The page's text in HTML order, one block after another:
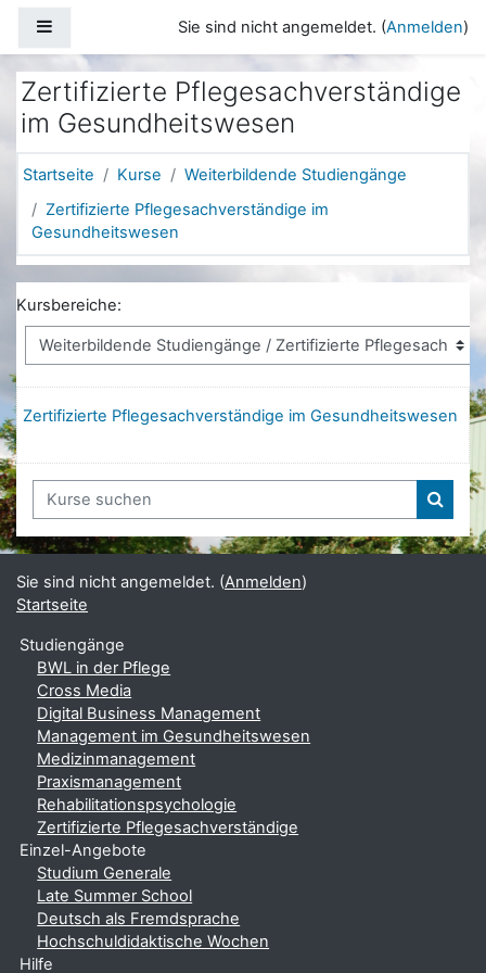
Website-ÜbersichtSie sind nicht angemeldet. (Anmelden)
Zertifizierte Pflegesachverständige
im Gesundheitswesen
Startseite Kurse
Weiterbildende Studiengänge
Zertifizierte Pflegesachverständige im
Gesundheitswesen
Kursbereiche:
Zertifizierte Pflegesachverständige im Gesundheitswesen
Kurse suchen
Kurse
Sie sind nicht angemeldet. (Anmelden)
Startseite
Studiengänge
BWL in der Pflege
Cross Media
Digital Business Management
Management im Gesundheitswesen
Medizinmanagement
Praxismanagement
Rehabilitationspsychologie
Zertifizierte Pflegesachverständige
Einzel-Angebote
Studium Generale
Late Summer School
Deutsch als Fremdsprache
Hochschuldidaktische Wochen
Hilfe